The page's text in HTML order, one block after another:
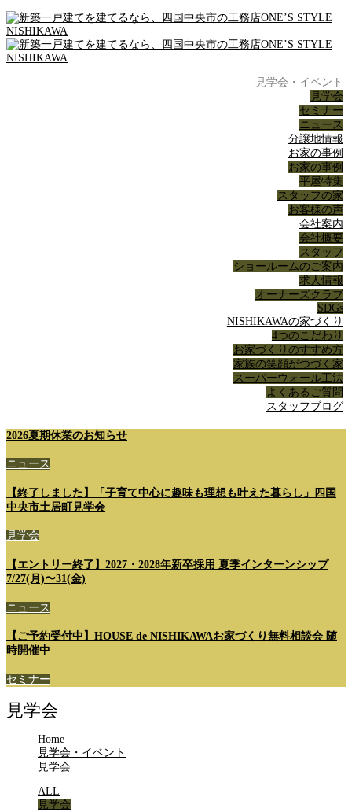
見学会・イベント
見学会
セミナー
ニュース
分譲地情報
お家の事例
お家の事例
平屋特集
スタッフの家
お客様の声
会社案内
会社概要
スタッフ
ショールームのご案内
求人情報
オーナーズクラブ
SDGs
NISHIKAWAの家づくり
4つのこだわり
お家づくりのすすめ方
家族の笑顔がつづく家
スーパーウォール工法
よくあるご質問
スタッフブログ
2026夏期休業のお知らせ
ニュース
【終了しました】「子育て中心に趣味も理想も叶えた暮らし」四国
中央市土居町見学会
見学会
【エントリー終了】2027・2028年新卒採用 夏季インターンシップ
7/27(月)〜31(金)
ニュース
【ご予約受付中】HOUSE de NISHIKAWAお家づくり無料相談会 随
時開催中
セミナー
見学会
Home
見学会・イベント
見学会
ALL
見学会